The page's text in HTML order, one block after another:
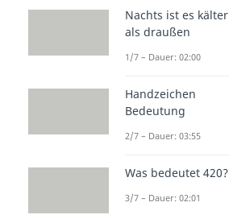
Nachts ist es kälter
als draußen
1/7 – Dauer: 02:00
Handzeichen
Bedeutung
2/7 – Dauer: 03:55
Was bedeutet 420?
3/7 – Dauer: 02:01